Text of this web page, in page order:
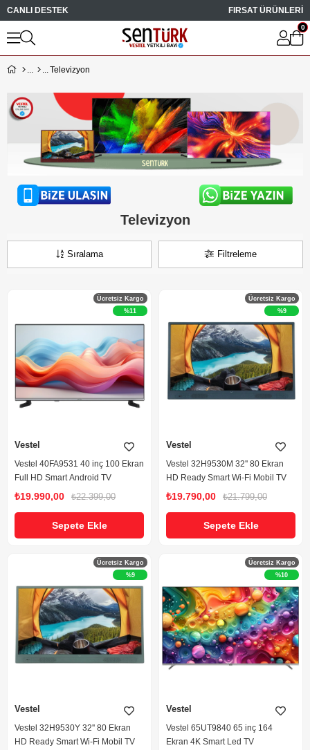
CANLI DESTEK FIRSAT ÜRÜNLERİ
0
Televizyon
Televizyon
Filtreleme
Sıralama
Vestel
Vestel 40FA9531 40 inç 100 Ekran
Full HD Smart Android TV
₺19.990,00 ₺22.399,00
Sepete Ekle
Ücretsiz Kargo
%11
Vestel
Vestel 32H9530M 32'' 80 Ekran
HD Ready Smart Wi-Fi Mobil TV
₺19.790,00 ₺21.799,00
Sepete Ekle
Ücretsiz Kargo
%9
Vestel
Vestel 32H9530Y 32'' 80 Ekran
HD Ready Smart Wi-Fi Mobil TV
Ücretsiz Kargo
%9
Vestel
Vestel 65UT9840 65 inç 164
Ekran 4K Smart Led TV
Ücretsiz Kargo
%10